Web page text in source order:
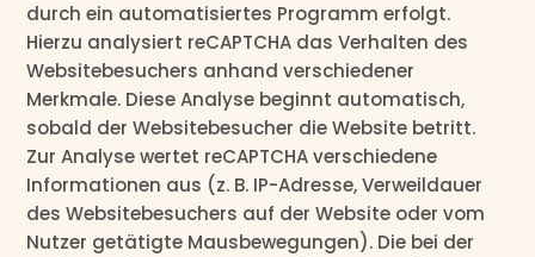
durch ein automatisiertes Programm erfolgt.
Hierzu analysiert reCAPTCHA das Verhalten des
Websitebesuchers anhand verschiedener
Merkmale. Diese Analyse beginnt automatisch,
sobald der Websitebesucher die Website betritt.
Zur Analyse wertet reCAPTCHA verschiedene
Informationen aus (z. B. IP-Adresse, Verweildauer
des Websitebesuchers auf der Website oder vom
Nutzer getätigte Mausbewegungen). Die bei der